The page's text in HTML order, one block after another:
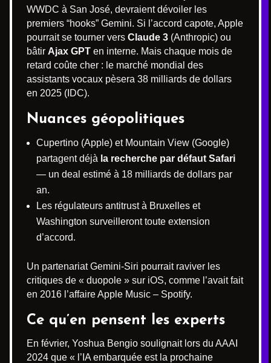
WWDC à San José, devraient dévoiler les
premiers “hooks” Gemini. Si l’accord capote, Apple
pourrait se tourner vers Claude 3 (Anthropic) ou
bâtir Ajax GPT en interne. Mais chaque mois de
retard coûte cher : le marché mondial des
assistants vocaux pèsera 38 milliards de dollars
en 2025 (IDC).
Nuances géopolitiques
Cupertino (Apple) et Mountain View (Google)
partagent déjà la recherche par défaut Safari
— un deal estimé à 18 milliards de dollars par
an.
Les régulateurs antitrust à Bruxelles et
Washington surveilleront toute extension
d’accord.
Un partenariat Gemini-Siri pourrait raviver les
critiques de « duopole » sur iOS, comme l’avait fait
en 2016 l’affaire Apple Music – Spotify.
Ce qu’en pensent les experts
En février, Yoshua Bengio soulignait lors du AAAI
2024 que « l’IA embarquée est la prochaine